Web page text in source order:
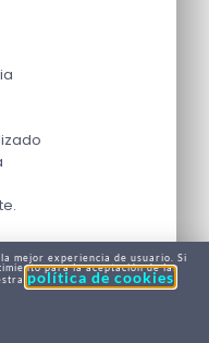
el
mejor experiencia de usuario. Si
para la aceptación de las
política de cookies